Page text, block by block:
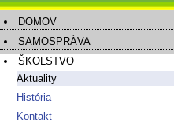
DOMOV
SAMOSPRÁVA
ŠKOLSTVO
Aktuality
História
Kontakt